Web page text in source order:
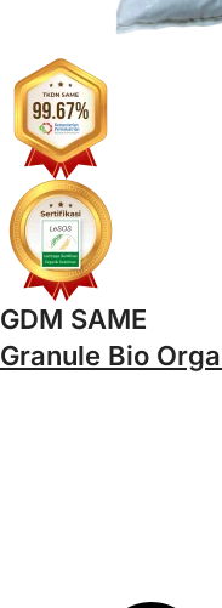
GDM SAME
Granule Bio